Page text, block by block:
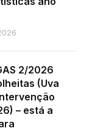
2/2026
(Uva
– está a